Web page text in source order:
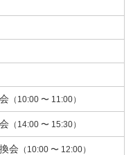
（10:00 〜 11:00）
（14:00 〜 15:30）
会 （10:00 〜 12:00）